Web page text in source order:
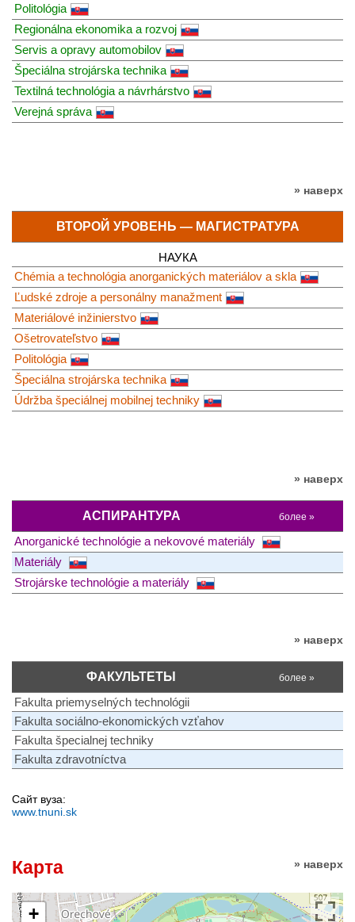
Politológia
Regionálna ekonomika a rozvoj
Servis a opravy automobilov
Špeciálna strojárska technika
Textilná technológia a návrhárstvo
Verejná správa
» наверх
ВТОРОЙ УРОВЕНЬ — МАГИСТРАТУРА
НАУКА
Chémia a technológia anorganických materiálov a skla
Ľudské zdroje a personálny manažment
Materiálové inžinierstvo
Ošetrovateľstvo
Politológia
Špeciálna strojárska technika
Údržba špeciálnej mobilnej techniky
» наверх
АСПИРАНТУРА более »
Anorganické technológie a nekovové materiály
Materiály
Strojárske technológie a materiály
» наверх
ФАКУЛЬТЕТЫ более »
Fakulta priemyselných technológii
Fakulta sociálno-ekonomických vzťahov
Fakulta špecialnej techniky
Fakulta zdravotníctva
Сайт вуза:
www.tnuni.sk
» наверх
Карта
+